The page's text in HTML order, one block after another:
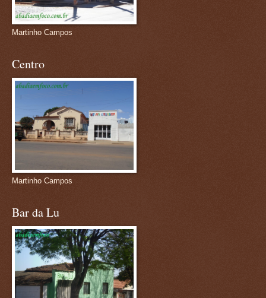
Martinho Campos
Centro
Martinho Campos
Bar da Lu